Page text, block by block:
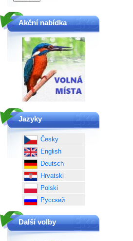
Akční nabídka
Jazyky
Česky
English
Deutsch
Hrvatski
Polski
Русский
Další volby